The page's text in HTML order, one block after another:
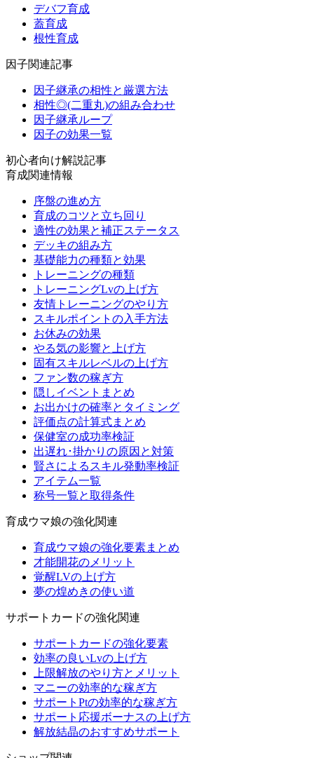
デバフ育成
蓋育成
根性育成
因子関連記事
因子継承の相性と厳選方法
相性◎(二重丸)の組み合わせ
因子継承ループ
因子の効果一覧
初心者向け解説記事
育成関連情報
序盤の進め方
育成のコツと立ち回り
適性の効果と補正ステータス
デッキの組み方
基礎能力の種類と効果
トレーニングの種類
トレーニングLvの上げ方
友情トレーニングのやり方
スキルポイントの入手方法
お休みの効果
やる気の影響と上げ方
固有スキルレベルの上げ方
ファン数の稼ぎ方
隠しイベントまとめ
お出かけの確率とタイミング
評価点の計算式まとめ
保健室の成功率検証
出遅れ･掛かりの原因と対策
賢さによるスキル発動率検証
アイテム一覧
称号一覧と取得条件
育成ウマ娘の強化関連
育成ウマ娘の強化要素まとめ
才能開花のメリット
覚醒LVの上げ方
夢の煌めきの使い道
サポートカードの強化関連
サポートカードの強化要素
効率の良いLvの上げ方
上限解放のやり方とメリット
マニーの効率的な稼ぎ方
サポートPtの効率的な稼ぎ方
サポート応援ボーナスの上げ方
解放結晶のおすすめサポート